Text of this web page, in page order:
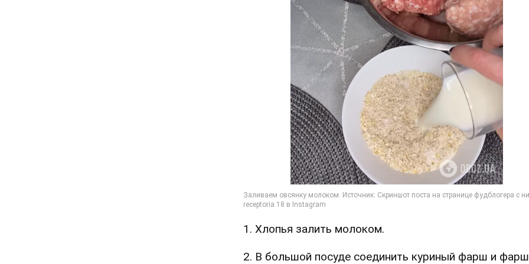
1. Хлопья залить молоком.
2. В большой посуде соединить куриный фарш и